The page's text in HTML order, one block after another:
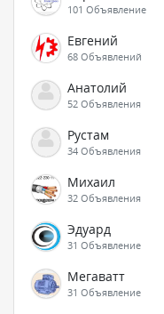
101 Объявление
Евгений
68 Объявлений
Анатолий
52 Объявления
Рустам
34 Объявления
Михаил
32 Объявления
Эдуард
31 Объявление
Мегаватт
31 Объявление